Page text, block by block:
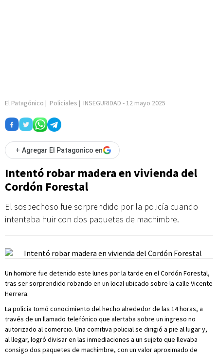
El Patagónico | Policiales | INSEGURIDAD - 12 mayo 2025
+ Agregar El Patagonico en
Intentó robar madera en vivienda del
Cordón Forestal
El sospechoso fue sorprendido por la policía cuando
intentaba huir con dos paquetes de machimbre.
Un hombre fue detenido este lunes por la tarde en el Cordón Forestal,
tras ser sorprendido robando en un local ubicado sobre la calle Vicente
Herrera.
La policía tomó conocimiento del hecho alrededor de las 14 horas, a
través de un llamado telefónico que alertaba sobre un ingreso no
autorizado al comercio. Una comitiva policial se dirigió a pie al lugar y,
al llegar, logró divisar en las inmediaciones a un sujeto que llevaba
consigo dos paquetes de machimbre, con un valor aproximado de